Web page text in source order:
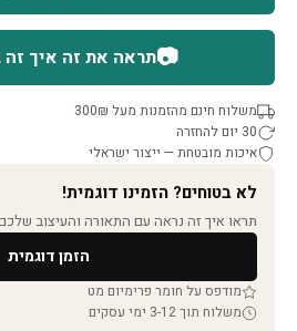
📷תראה את זה איך
משלוח חינם מהזמנות מעל 300₪
30 יום להחזרה
איכות מובטחת — ייצור ישראלי
לא בטוחים? הזמינו דוגמית!
תראו איך זה נראה עם התאורה והעיצוב
הזמן דוגמית
מודפס על חומר פרימיום מט
משלוח תוך 3-12 ימי עסקים